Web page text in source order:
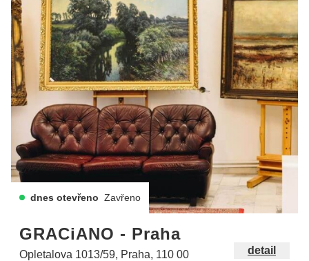
dnes otevřeno Zavřeno
GRACiANO - Praha
Opletalova 1013/59, Praha, 110 00 detail